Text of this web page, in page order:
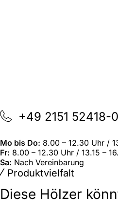
+49 2151 52418-0
Mo bis Do: 8.00 – 12.30 Uhr /
Fr: 8.00 – 12.30 Uhr / 13.15 –
Sa: Nach Vereinbarung
Produktvielfalt
Diese Hölzer